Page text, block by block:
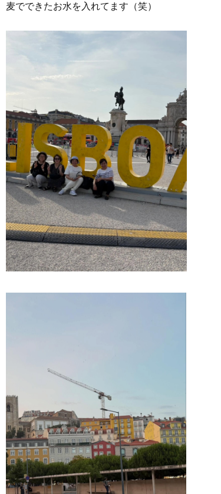
麦でできたお水を入れてます（笑）